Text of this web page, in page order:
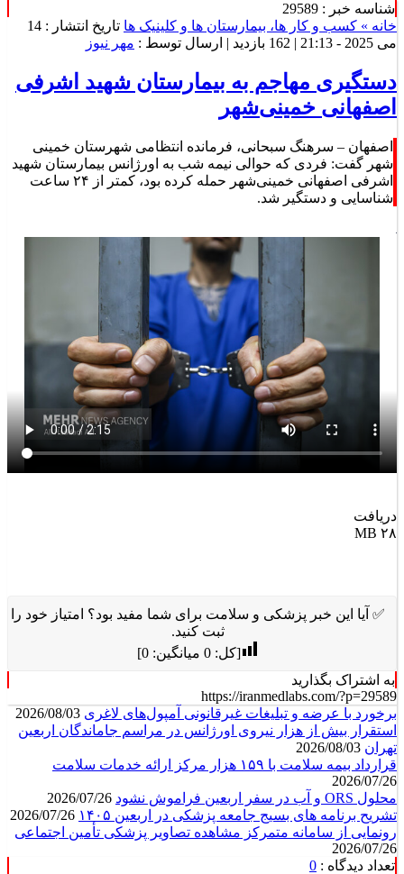
شناسه خبر : 29589
خانه » کسب و کار ها، بیمارستان ها و کلینیک ها
تاریخ انتشار : 14
می 2025 - 21:13 |
162 بازدید | ارسال توسط : مهر نیوز
دستگیری مهاجم به بیمارستان شهید اشرفی
اصفهانی خمینی‌شهر
اصفهان – سرهنگ سبحانی، فرمانده انتظامی شهرستان خمینی
شهر گفت: فردی که حوالی نیمه شب به اورژانس بیمارستان شهید
اشرفی اصفهانی خمینی‌شهر حمله کرده بود، کمتر از ۲۴ ساعت
شناسایی و دستگیر شد.
دریافت
۲۸ MB
✅ آیا این خبر پزشکی و سلامت برای شما مفید بود؟ امتیاز خود را
ثبت کنید.
[کل:0 میانگین:0
]
به اشتراک بگذارید
https://iranmedlabs.com/?p=29589
برخورد با عرضه و تبلیغات غیرقانونی آمپول‌های لاغری
استقرار بیش از هزار نیروی اورژانس در مراسم جاماندگان اربعین
تهران
قرارداد بیمه سلامت با ۱۵۹ هزار مرکز ارائه خدمات سلامت
2026/07/26
محلول ORS و آب در سفر اربعین فراموش نشود
تشریح برنامه های بسیج جامعه پزشکی در اربعین ۱۴۰۵
رونمایی از سامانه متمرکز مشاهده تصاویر پزشکی تأمین اجتماعی
2026/07/26
تعداد دیدگاه : 0